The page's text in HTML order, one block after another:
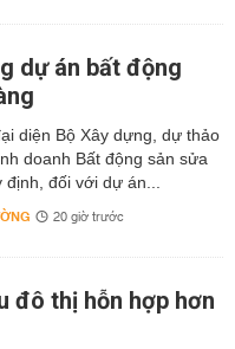
dự án bất động
diện Bộ Xây dựng, dự thảo
doanh Bất động sản sửa
định, đối với dự án...
20 giờ trước
đô thị hỗn hợp hơn